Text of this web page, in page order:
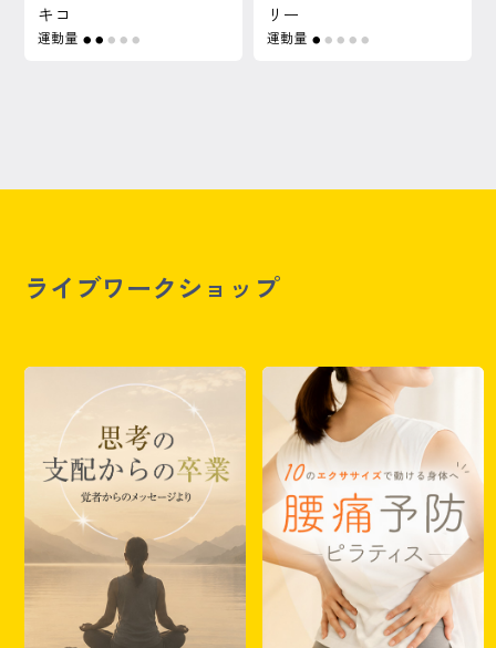
キコ
運動量 ● ● ● ● ●
リー
運動量 ● ● ● ● ●
ライブワークショップ